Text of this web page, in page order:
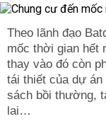
Theo lãnh đạo
mốc thời gian hết
thay vào đó còn
tái thiết của dự
sách bồi thường,
lai…